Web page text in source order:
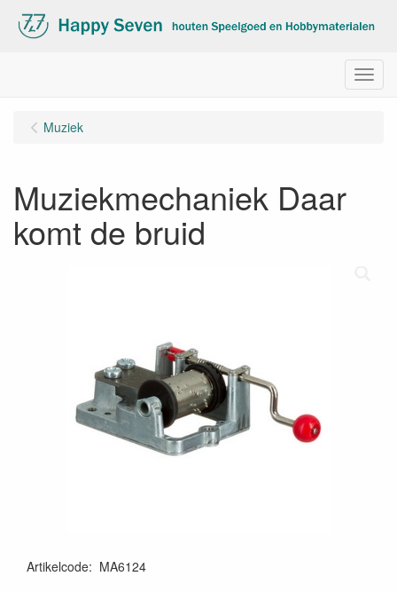
Menu
Muziek
Muziekmechaniek Daar
komt de bruid
Artikelcode: MA6124